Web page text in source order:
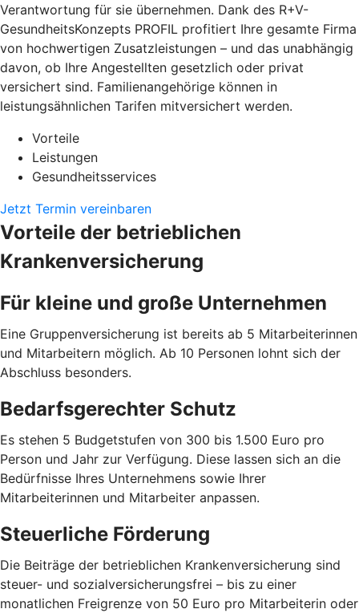
Verantwortung für sie übernehmen. Dank des R+V-
GesundheitsKonzepts PROFIL profitiert Ihre gesamte Firma
von hochwertigen Zusatzleistungen – und das unabhängig
davon, ob Ihre Angestellten gesetzlich oder privat
versichert sind. Familienangehörige können in
leistungsähnlichen Tarifen mitversichert werden.
Vorteile
Leistungen
Gesundheitsservices
Jetzt Termin vereinbaren
Vorteile der betrieblichen
Krankenversicherung
Für kleine und große Unternehmen
Eine Gruppenversicherung ist bereits ab 5 Mitarbeiterinnen
und Mitarbeitern möglich. Ab 10 Personen lohnt sich der
Abschluss besonders.
Bedarfsgerechter Schutz
Es stehen 5 Budgetstufen von 300 bis 1.500 Euro pro
Person und Jahr zur Verfügung. Diese lassen sich an die
Bedürfnisse Ihres Unternehmens sowie Ihrer
Mitarbeiterinnen und Mitarbeiter anpassen.
Steuerliche Förderung
Die Beiträge der betrieblichen Krankenversicherung sind
steuer- und sozialversicherungsfrei – bis zu einer
monatlichen Freigrenze von 50 Euro pro Mitarbeiterin oder